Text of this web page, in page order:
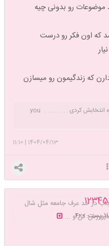
رو بدونی چیه
که اون فکر رو درست
که زندگیمون رو میسازن
اگه چیزی رو تغییر ندی یعنی دوباره انتخابش کردی . . . . . . . . you
1404/04/13
|
11:10
پست: 420
در حد عرف جامعه مثل شال
کن و ...